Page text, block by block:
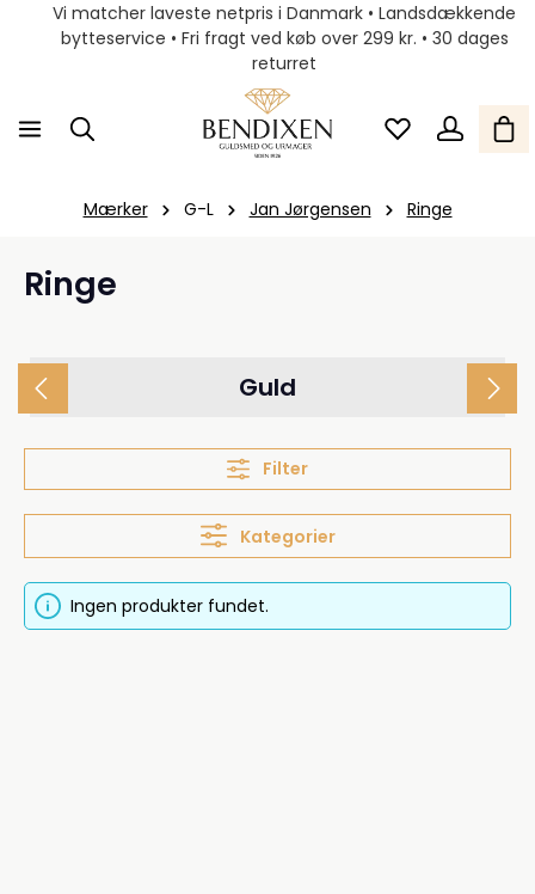
Vi matcher laveste netpris i Danmark • Landsdækkende
bytteservice • Fri fragt ved køb over 299 kr. • 30 dages
returret
Mærker G-L Jan Jørgensen Ringe
Ringe
Guld
Filter
Kategorier
Ingen produkter fundet.